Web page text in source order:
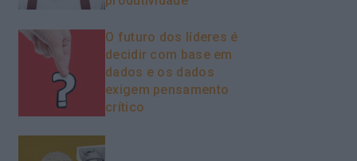
O futuro dos líderes é
decidir com base em
dados e os dados
exigem pensamento
crítico